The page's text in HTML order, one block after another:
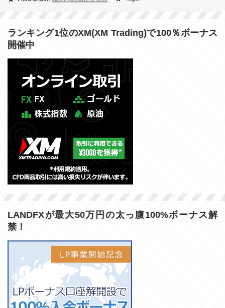
ランキング1位のXM(XM Trading)で100％ボーナス
開催中
LANDFXが最大50万円の太っ腹100%ボーナス解
禁！